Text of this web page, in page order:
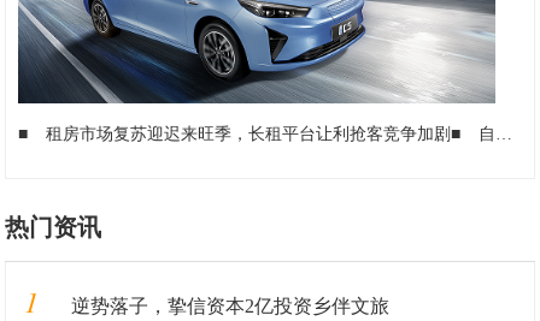
■ 租房市场复苏迎迟来旺季，长租平台让利抢客竞争加剧■ 自如“亿元补贴”咨询人数居高不下，通过VR线上看房就快速签约
热门资讯
1 逆势落子，挚信资本2亿投资乡伴文旅